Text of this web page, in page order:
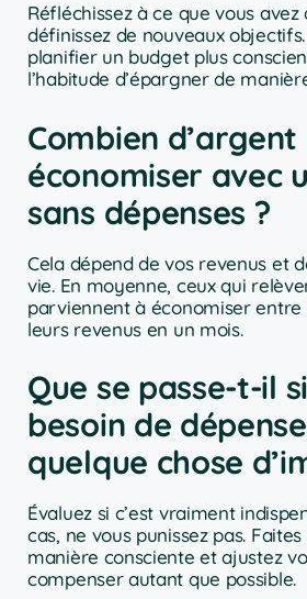
Réfléchissez à ce que vous avez
définissez de nouveaux
planifier un budget plus
l’habitude d’épargner de
Combien
économiser avec
sans dépenses ?
Cela dépend de vos revenus et
vie. En moyenne, ceux qui
parviennent à économiser entre
leurs revenus en un mois.
Que se passe-t-il
besoin de
quelque chose
Évaluez si c’est vraiment
cas, ne vous punissez pas.
manière consciente et ajustez
compenser autant que possible.